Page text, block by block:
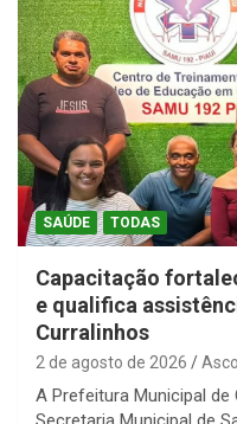
SAÚDE TODAS
Capacitação
e qualifica
Curralinhos
2 de agosto de 2026
A Prefeitura Municipal